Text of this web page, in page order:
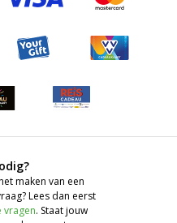
maken van een
Lees dan eerst
vragen. Staat jouw